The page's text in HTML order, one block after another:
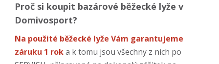
Proč si koupit bazárové běžecké lyže v
Domivosport?
Na použité běžecké lyže Vám garantujeme
záruku 1 roka k tomu jsou všechny z nich po